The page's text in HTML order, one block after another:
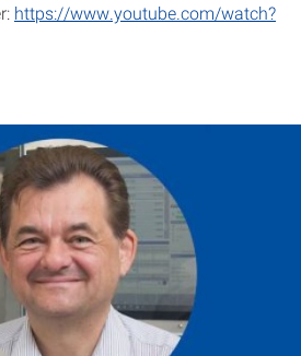
https://www.youtube.com/watch?